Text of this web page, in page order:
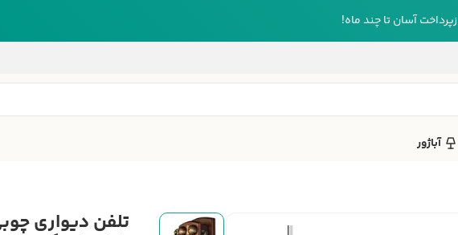
آسان تا چند ماه!
آباژور